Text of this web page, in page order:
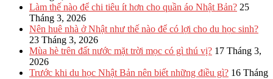
Làm thế nào để chi tiêu ít hơn cho quần áo Nhật Bản? 25
Tháng 3, 2026
Nên huê nhà ở Nhật như thế nào để có lợi cho du học sinh?
23 Tháng 3, 2026
Mùa hè trên đất nước mặt trời mọc có gì thú vị? 17 Tháng 3,
2026
Trước khi du học Nhật Bản nên biết những điều gì? 16 Tháng